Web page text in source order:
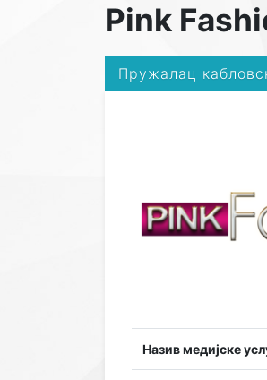
Pink
Пружалац
Назив медијске